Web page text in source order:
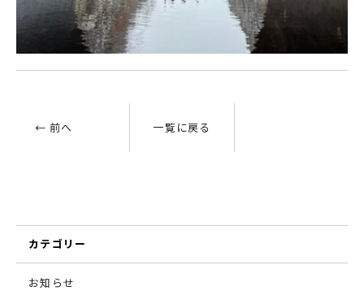
← 前へ 一覧に戻る
カテゴリー
お知らせ